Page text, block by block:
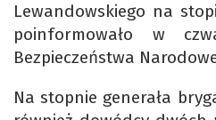
Lewandowskiego na
poinformowało w
Bezpieczeństwa
Na stopnie generała